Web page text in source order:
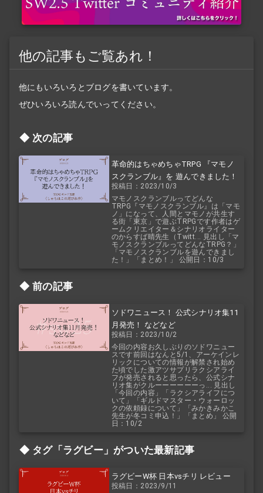
他の記事もご覧あれ！
他にもいろいろとブログを書いています。
ぜひいろいろ読んでいってください。
次の記事
革命的はちゃめちゃTRPG 『マモノ
スクランブル』を 遊んできました！
投稿日：2023/10/3
マモノスクランブルってどんな
TRPG『マモノスクランブル』は「マモ
ノ」になって、人間とマモノが共生す
る街「東京」で遊ぶTRPGです作者はゲ
ームクリエイター＆シナリオライター
のからすば晴先生（Twitt... 見出し「マ
モノスクランブルってどんなTRPG？」
「マモノスクランブルを遊んできまし
た！」「まとめ！」 公開日：10/3
前の記事
ソドワニュース！ 公式シナリオ集11
月発売！ などなど
投稿日：2023/10/2
今回の内容お久しぶりのソドワニュー
スです前回はなんと5/1、アーケインレ
リックについての情報が解禁され始め
た頃でした激アツサプリラクシアライ
フが発売されると思ったら、公式シナ
リオ集がクルーーーーーーっ... 見出し
「今回の内容」「ラクシアライフにつ
いて」「ギルドマスター・ウォーロッ
クの依頼録について」「みかきみかこ
先生が冬コミ申込！」「まとめ」 公開
日：10/2
タグ「ラグビー」がついた最新記事
ラグビーW杯 日本vsチリ レビュー
投稿日：2023/9/11